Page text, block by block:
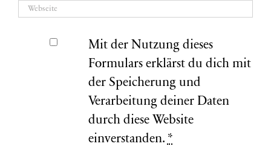
Mit der Nutzung dieses
Formulars erklärst du dich mit
der Speicherung und
Verarbeitung deiner Daten
durch diese Website
einverstanden. *